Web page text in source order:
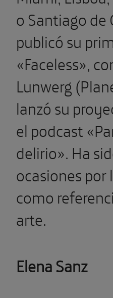
o Santiago de
publicó su
«Faceless»,
Lunwerg
lanzó su
el podcast
delirio». Ha
ocasiones por
como
arte.
Elena Sanz